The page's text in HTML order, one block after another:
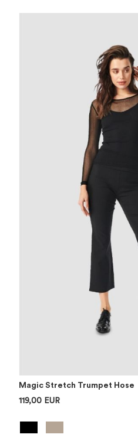
Magic Stretch Trumpet Hose
119,00 EUR